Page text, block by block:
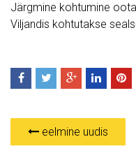
Järgmine kohtumine
Viljandis kohtutakse
eelmine uudis